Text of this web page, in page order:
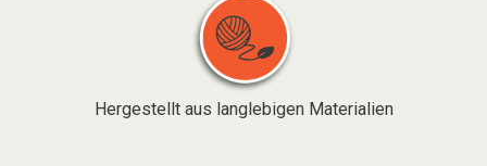
Hergestellt aus langlebigen Materialien